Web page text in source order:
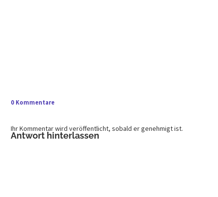
0 Kommentare
Ihr Kommentar wird veröffentlicht, sobald er genehmigt ist.
Antwort hinterlassen